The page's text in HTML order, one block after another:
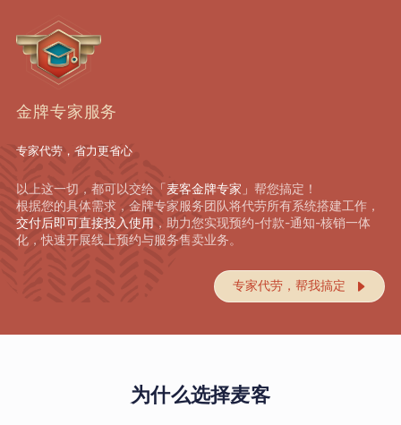
金牌专家服务
专家代劳，省力更省心
以上这一切，都可以交给「麦客金牌专家」 帮您搞定！
根据您的具体需求，金牌专家服务团队将代劳所有系统搭建工作，
交付后即可直接投入使用 ，助力您实现预约-付款-通知-核销一体
化，快速开展线上预约与服务售卖业务。
专家代劳，帮我搞定 
为什么选择麦客